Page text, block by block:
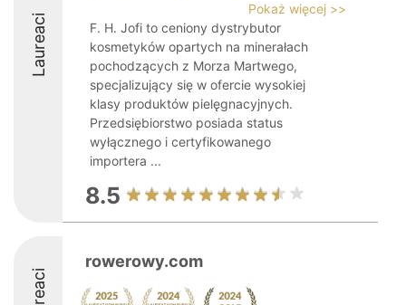
Laureaci
Pokaż więcej >>
F. H. Jofi to ceniony dystrybutor
kosmetyków opartych na minerałach
pochodzących z Morza Martwego,
specjalizujący się w ofercie wysokiej
klasy produktów pielęgnacyjnych.
Przedsiębiorstwo posiada status
wyłącznego i certyfikowanego
importera ...
8.5
rowerowy.com